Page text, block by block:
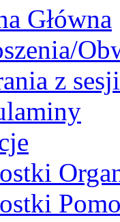
Główna
z